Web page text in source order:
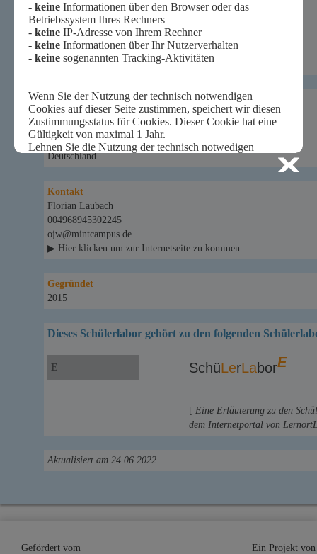
MINT-Campus Alte Schmelz e.V.
Offene Jugendwerkstatt St.Ingbert
Willy-Voit-Straße 1
66386 St.Ingbert
Deutschland
Post-Adresse:
MINT-Campus Alte Schmelz e.V.
Saarbrücker Straße 38e
66386 St.Ingbert
Deutschland
Kontakt
Florian Laubach
004968945302245
ojw@mintcampus.de
▶ Hier klicken um zur Internetseite zu kommen.
Gegründet
2015
Dieses Schülerlabor gehört zu den folgenden
E SchüLerLaborE
[ Eine Erläuterung zu den
dem Internetportal von
Aktualisiert am 24.06.2022
Gefördert vom Ein Projekt von